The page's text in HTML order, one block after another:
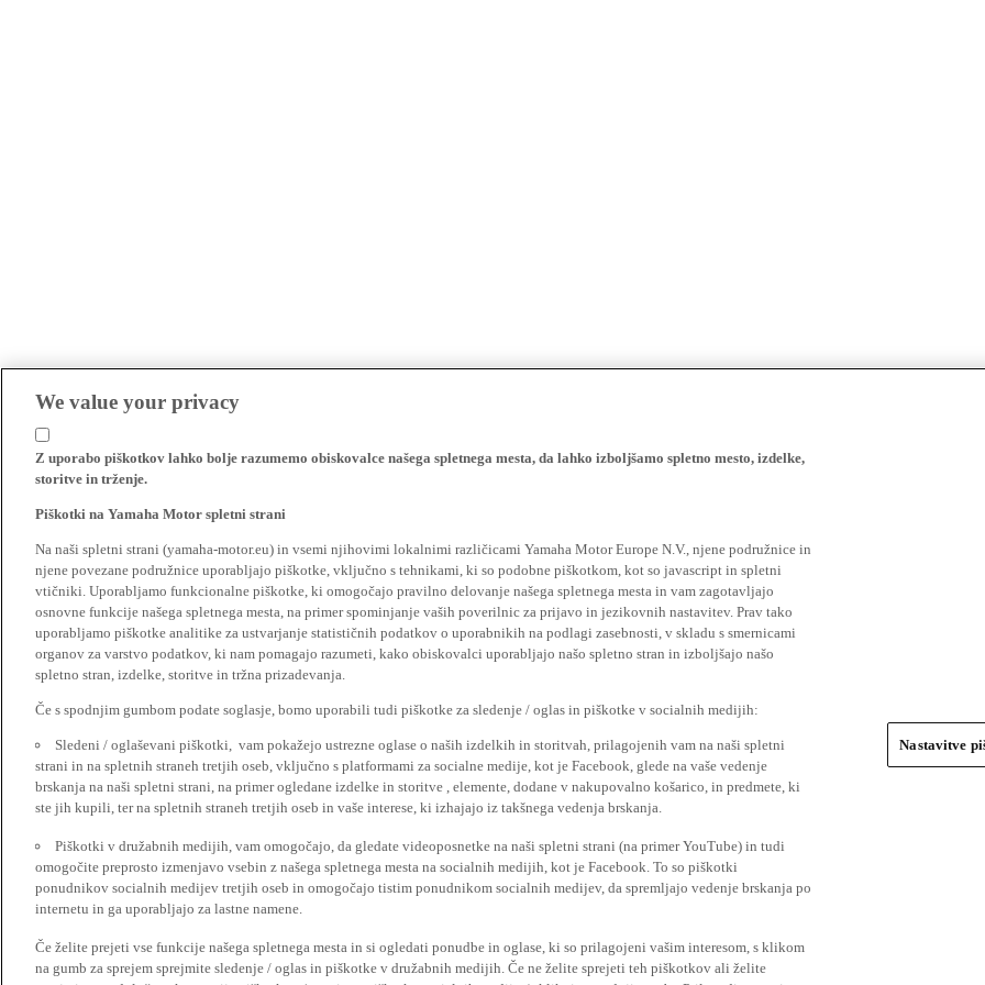
We value your privacy
Z uporabo piškotkov lahko bolje razumemo obiskovalce našega spletnega mesta, da lahko izboljšamo spletno mesto, izdelke,
storitve in trženje.
Piškotki na Yamaha Motor spletni strani
Na naši spletni strani (yamaha-motor.eu) in vsemi njihovimi lokalnimi različicami Yamaha Motor Europe N.V., njene podružnice in
njene povezane podružnice uporabljajo piškotke, vključno s tehnikami, ki so podobne piškotkom, kot so javascript in spletni
vtičniki. Uporabljamo funkcionalne piškotke, ki omogočajo pravilno delovanje našega spletnega mesta in vam zagotavljajo
osnovne funkcije našega spletnega mesta, na primer spominjanje vaših poverilnic za prijavo in jezikovnih nastavitev. Prav tako
uporabljamo piškotke analitike za ustvarjanje statističnih podatkov o uporabnikih na podlagi zasebnosti, v skladu s smernicami
organov za varstvo podatkov, ki nam pomagajo razumeti, kako obiskovalci uporabljajo našo spletno stran in izboljšajo našo
spletno stran, izdelke, storitve in tržna prizadevanja.
Če s spodnjim gumbom podate soglasje, bomo uporabili tudi piškotke za sledenje / oglas in piškotke v socialnih medijih:
Sledeni / oglaševani piškotki, vam pokažejo ustrezne oglase o naših izdelkih in storitvah, prilagojenih vam na naši spletni
strani in na spletnih straneh tretjih oseb, vključno s platformami za socialne medije, kot je Facebook, glede na vaše vedenje
brskanja na naši spletni strani, na primer ogledane izdelke in storitve , elemente, dodane v nakupovalno košarico, in predmete, ki
ste jih kupili, ter na spletnih straneh tretjih oseb in vaše interese, ki izhajajo iz takšnega vedenja brskanja.
Piškotki v družabnih medijih, vam omogočajo, da gledate videoposnetke na naši spletni strani (na primer YouTube) in tudi
omogočite preprosto izmenjavo vsebin z našega spletnega mesta na socialnih medijih, kot je Facebook. To so piškotki
ponudnikov socialnih medijev tretjih oseb in omogočajo tistim ponudnikom socialnih medijev, da spremljajo vedenje brskanja po
internetu in ga uporabljajo za lastne namene.
Če želite prejeti vse funkcije našega spletnega mesta in si ogledati ponudbe in oglase, ki so prilagojeni vašim interesom, s klikom
na gumb za sprejem sprejmite sledenje / oglas in piškotke v družabnih medijih. Če ne želite sprejeti teh piškotkov ali želite
Nastavitve